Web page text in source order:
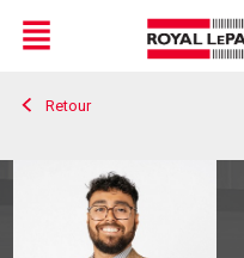
Live
En Direct
Menu
Retour